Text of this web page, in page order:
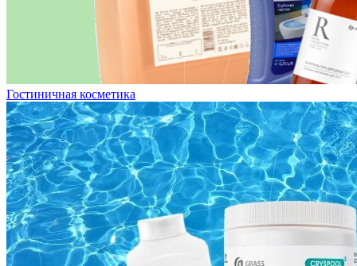
Гостиничная косметика